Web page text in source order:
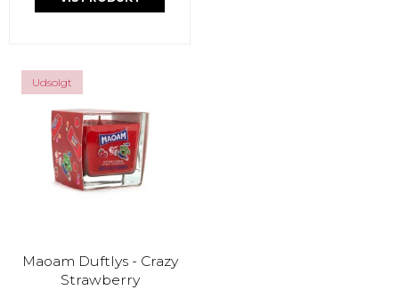
Udsolgt
Maoam Duftlys - Crazy
Strawberry